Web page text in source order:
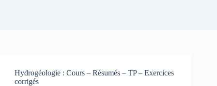
Hydrogéologie : Cours – Résumés – TP – Exercices
corrigés